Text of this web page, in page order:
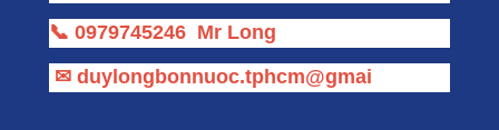
📞 0979745246 Mr Long
✉ duylongbonnuoc.tphcm@gmai